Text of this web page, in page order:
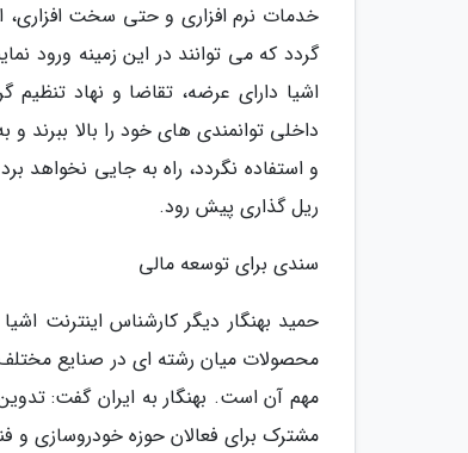
خدمات نرم افزاری و حتی سخت افزاری،
گردد که می توانند در این زمینه ورود
اشیا دارای عرضه، تقاضا و نهاد
داخلی توانمندی های خود را بالا ببرند
و استفاده نگردد، راه به جایی نخواهد
ریل گذاری پیش رود.
سندی برای توسعه مالی
حمید بهنگار دیگر کارشناس اینترنت
محصولات میان رشته ای در صنایع
مهم آن است. بهنگار به ایران گفت:
مشترک برای فعالان حوزه خودروسازی و